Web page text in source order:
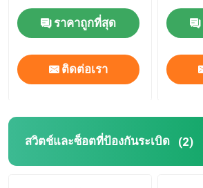
ราคาถูกที่สุด
ติดต่อเรา
สวิตช์และซ็อตที่ป้องกันระเบิด (2)